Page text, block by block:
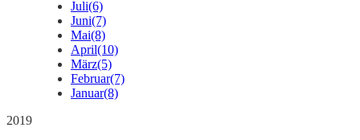
Juli(6)
Juni(7)
Mai(8)
April(10)
März(5)
Februar(7)
Januar(8)
2019